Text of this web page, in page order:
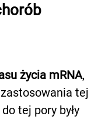
życia mRNA,
tej
tej pory były